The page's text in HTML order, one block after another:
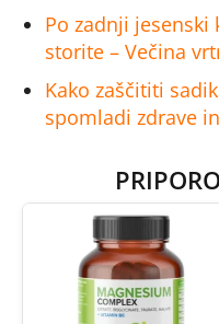
Po zadnji
storite – Večina
Kako zaščititi
spomladi zdrave